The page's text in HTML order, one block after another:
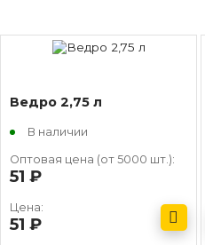
Ведро 2,75 л
В наличии
Оптовая цена (от 5000 шт.):
51
Цена:
51